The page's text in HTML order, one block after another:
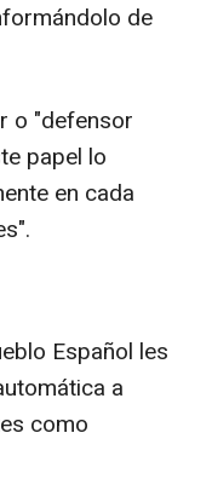
de
o "defensor
papel lo
en cada
Español les
a
como